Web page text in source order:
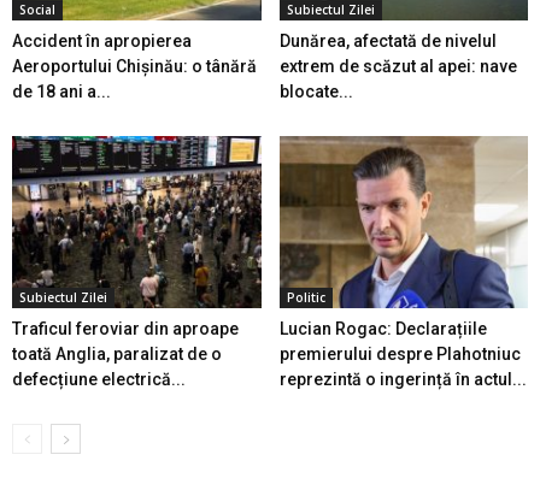
Social
Accident în apropierea
Aeroportului Chișinău: o tânără
de 18 ani a...
Subiectul Zilei
Dunărea, afectată de nivelul
extrem de scăzut al apei: nave
blocate...
Subiectul Zilei
Traficul feroviar din aproape
toată Anglia, paralizat de o
defecțiune electrică...
Politic
Lucian Rogac: Declarațiile
premierului despre Plahotniuc
reprezintă o ingerință în actul...